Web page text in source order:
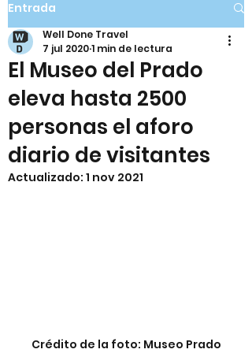
Entrada
El Museo del Prado
eleva hasta 2500
personas el aforo
diario de visitantes
Well Done Travel
7 jul 20201 min de lectura
Actualizado: 1 nov 2021
Crédito de la foto: Museo Prado